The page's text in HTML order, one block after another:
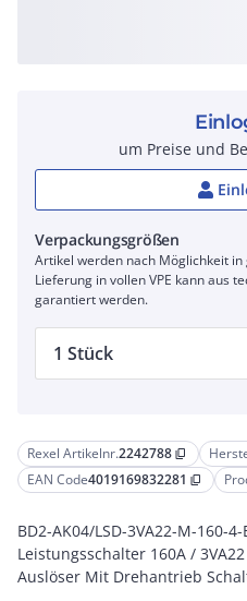
Rexel Artikelnr.2242788 content_copy
EAN Code4019169832281 content_copy
BD2-AK04/LSD-3VA22-M-160-
Leistungsschalter 160A /
Auslöser Mit Drehantrieb
um Preise und
Verpackungsgrößen
Artikel werden nach Möglichkeit in
Lieferung in vollen VPE kann aus
garantiert werden.
1 Stück